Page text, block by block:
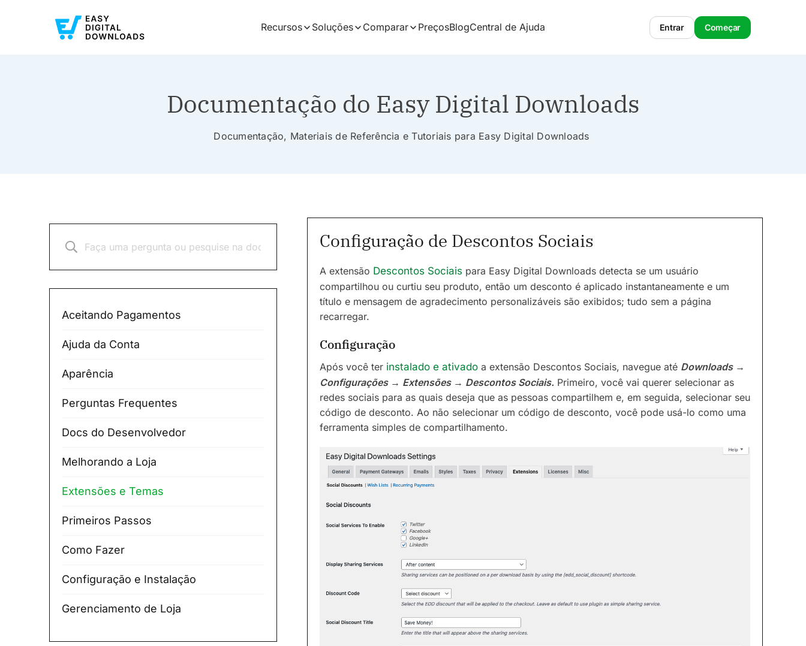
Recursos Soluções Comparar PreçosBlogCentral de Ajuda Entrar Começar
Documentação do Easy Digital Downloads
Documentação, Materiais de Referência e Tutoriais para Easy Digital Downloads
Aceitando Pagamentos
Ajuda da Conta
Aparência
Perguntas Frequentes
Docs do Desenvolvedor
Melhorando a Loja
Extensões e Temas
Primeiros Passos
Como Fazer
Configuração e Instalação
Gerenciamento de Loja
Configuração de Descontos Sociais
A extensão Descontos Sociais para Easy Digital Downloads detecta se um usuário
compartilhou ou curtiu seu produto, então um desconto é aplicado instantaneamente e um
título e mensagem de agradecimento personalizáveis são exibidos; tudo sem a página
recarregar.
Configuração
Após você ter instalado e ativado a extensão Descontos Sociais, navegue até Downloads →
Configurações → Extensões → Descontos Sociais. Primeiro, você vai querer selecionar as
redes sociais para as quais deseja que as pessoas compartilhem e, em seguida, selecionar seu
código de desconto. Ao não selecionar um código de desconto, você pode usá-lo como uma
ferramenta simples de compartilhamento.